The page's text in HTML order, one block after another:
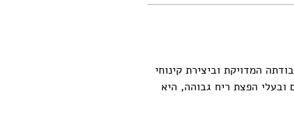
בעבודתה המדויקת וביצירת קינוחי
ובעלי הפצת ריח גבוהה, היא